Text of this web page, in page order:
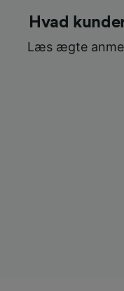
Hvad
Læs ægte